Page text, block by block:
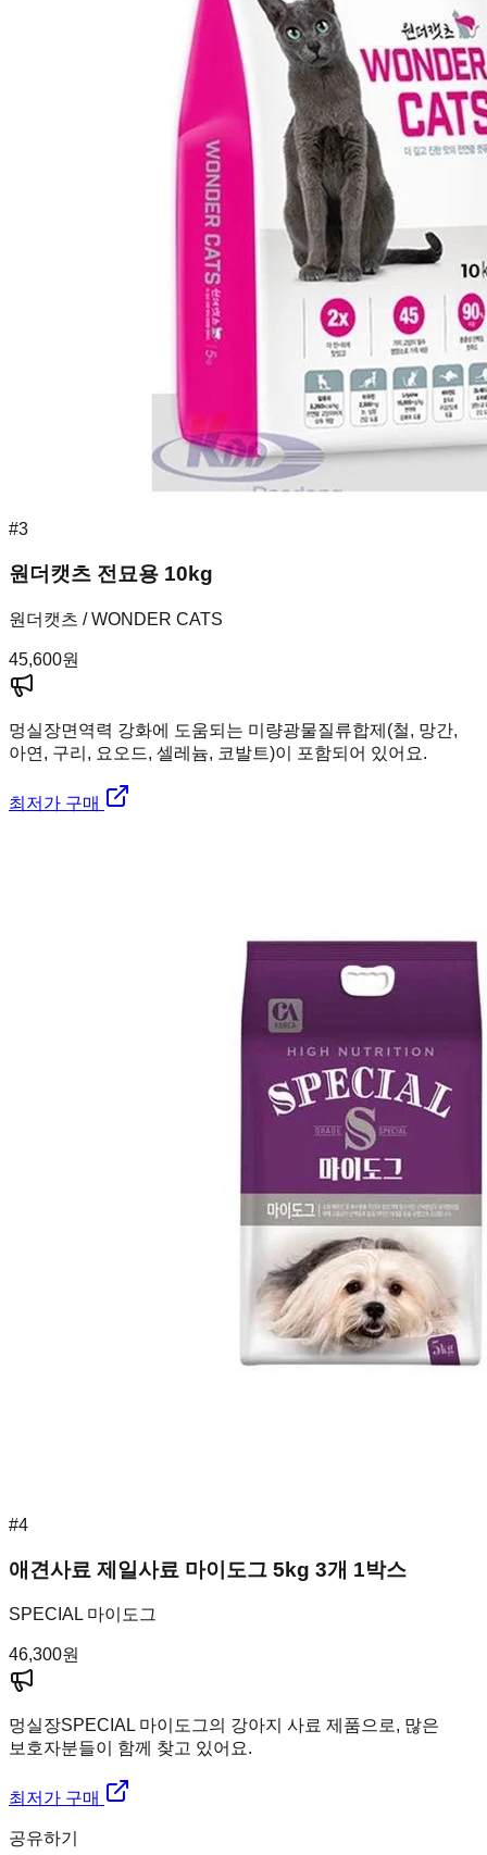
#3
원더캣츠 전묘용 10kg
원더캣츠 / WONDER CATS
45,600원
멍실장면역력 강화에 도움되는 미량광물질류합제(철, 망간,
아연, 구리, 요오드, 셀레늄, 코발트)이 포함되어 있어요.
최저가 구매
#4
애견사료 제일사료 마이도그 5kg 3개 1박스
SPECIAL 마이도그
46,300원
멍실장SPECIAL 마이도그의 강아지 사료 제품으로, 많은
보호자분들이 함께 찾고 있어요.
최저가 구매
공유하기